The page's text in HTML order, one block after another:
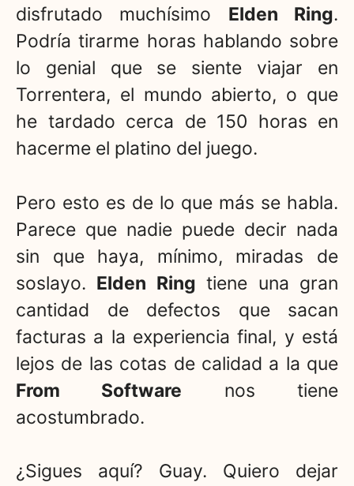
disfrutado muchísimo Elden Ring.
Podría tirarme horas hablando sobre
lo genial que se siente viajar en
Torrentera, el mundo abierto, o que
he tardado cerca de 150 horas en
hacerme el platino del juego.
Pero esto es de lo que más se habla.
Parece que nadie puede decir nada
sin que haya, mínimo, miradas de
soslayo. Elden Ring tiene una gran
cantidad de defectos que sacan
facturas a la experiencia final, y está
lejos de las cotas de calidad a la que
From Software nos tiene
acostumbrado.
¿Sigues aquí? Guay. Quiero dejar